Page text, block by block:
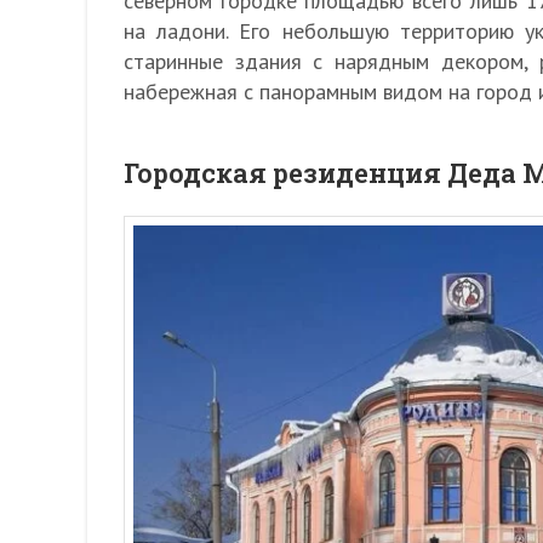
на ладони. Его небольшую территорию
старинные здания с нарядным
набережная с панорамным видом на
Городская резиденция Деда